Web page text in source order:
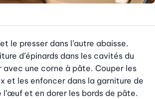
le presser dans l’autre abaisse.
d’épinards dans les cavités du
avec une corne à pâte. Couper les
et les enfoncer dans la garniture de
et en dorer les bords de pâte.